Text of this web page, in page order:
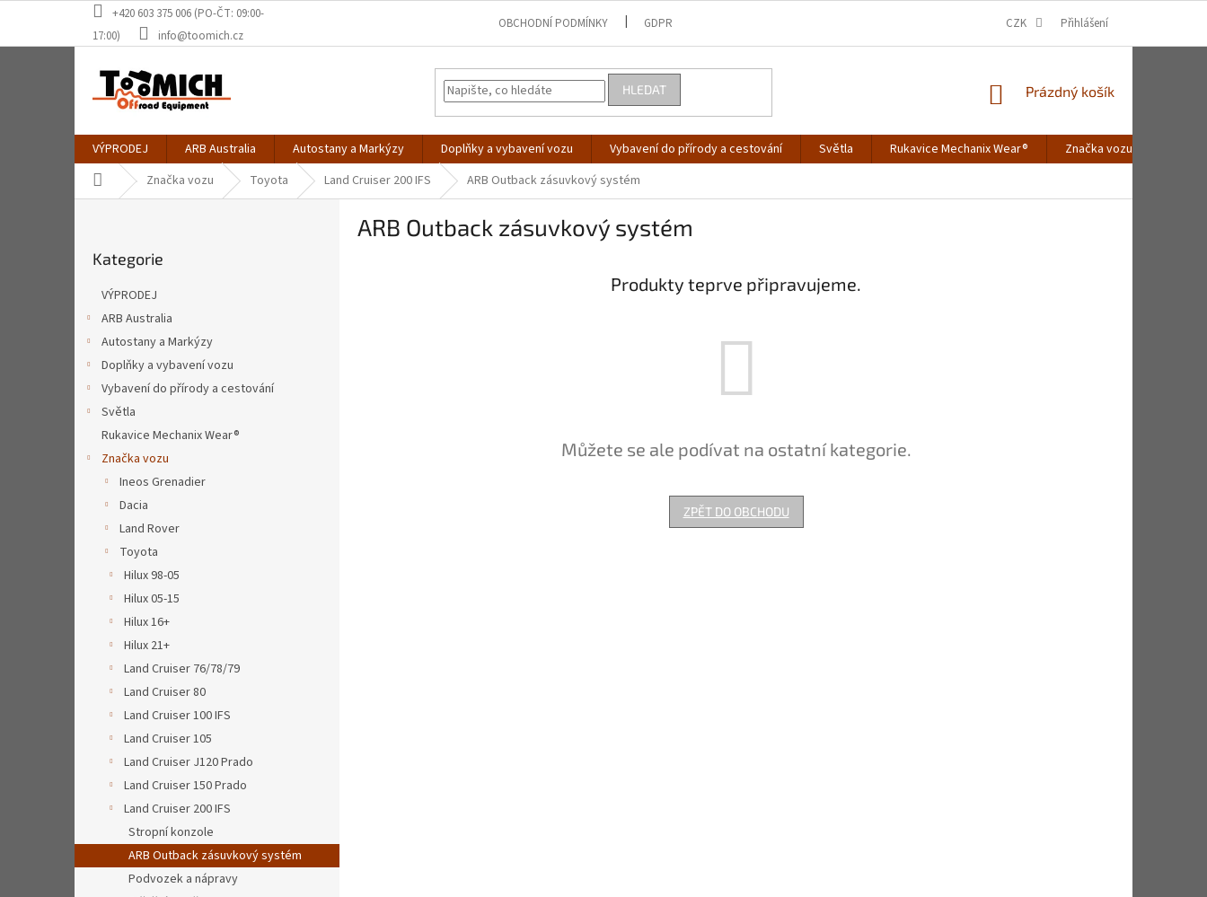
obsah
+420 603 375 006 (PO-ČT: 09:00-
17:00)
info@toomich.cz
OBCHODNÍ PODMÍNKY GDPR CZK Přihlášení
HLEDAT
NÁKUPNÍ
Prázdný košík
VÝPRODEJ ARB Australia Autostany a Markýzy Doplňky a vybavení vozu Vybavení do přírody a cestování Světla Rukavice Mechanix Wear® Značka vozu
Domů Značka vozu Toyota Land Cruiser 200 IFS ARB Outback zásuvkový systém
kategorie
Kategorie
VÝPRODEJ
ARB Australia
Autostany a Markýzy
Doplňky a vybavení vozu
Vybavení do přírody a cestování
Světla
Rukavice Mechanix Wear®
Značka vozu
Ineos Grenadier
Dacia
Land Rover
Toyota
Hilux 98-05
Hilux 05-15
Hilux 16+
Hilux 21+
Land Cruiser 76/78/79
Land Cruiser 80
Land Cruiser 100 IFS
Land Cruiser 105
Land Cruiser J120 Prado
Land Cruiser 150 Prado
Land Cruiser 200 IFS
Stropní konzole
ARB Outback zásuvkový systém
Podvozek a nápravy
ARB Outback zásuvkový systém
Produkty teprve připravujeme.
Můžete se ale podívat na ostatní kategorie.
ZPĚT DO OBCHODU